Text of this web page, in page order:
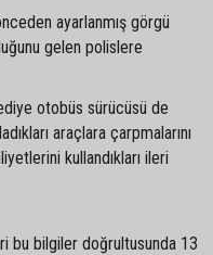
ayarlanmış görgü
gelen polislere
otobüs sürücüsü de
araçlara çarpmalarını
kullandıkları ileri
bu bilgiler doğrultusunda 13